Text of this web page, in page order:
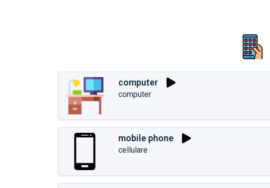
computer
computer
mobile phone
cellulare